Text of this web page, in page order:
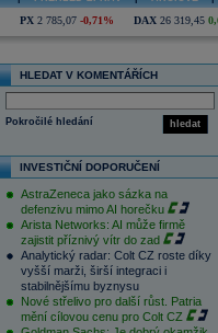
PX 2 785,07 -0,71% DAX 26 319,45
HLEDAT V KOMENTÁŘÍCH
hledat
Pokročilé hledání
INVESTIČNÍ DOPORUČENÍ
AstraZeneca jako sázka na
defenzivu mimo AI horečku
Arista Networks: AI může firmě
zajistit příznivý vítr do zad
Analytický radar: Colt CZ roste díky
vyšší marži, širší integraci i
stabilnějšímu byznysu
Nové střelivo pro další růst. Patria
mění cílovou cenu pro Colt CZ